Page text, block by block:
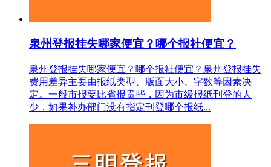
泉州登报挂失哪家便宜？哪个报社便宜？
泉州登报挂失哪家便宜？哪个报社便宜？泉州登报挂失
费用差异主要由报纸类型、版面大小、字数等因素决
定。一般市报要比省报贵些，因为市级报纸刊登的人
少，如果补办部门没有指定刊登哪个报纸...